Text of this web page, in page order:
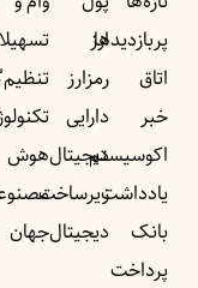
پربازدید‌ها
اتاق
خبر
اکوسیستم
یادداشت‌
بانک
پرداخت
ارز
رمزارز
دارایی
دیجیتال
زیرساخت
دیجیتال
هوش
جهان